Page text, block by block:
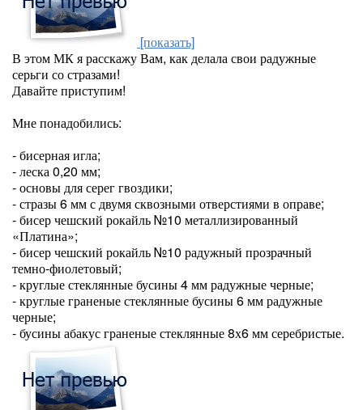
[показать]
В этом МК я расскажу Вам, как делала свои радужные
серьги со стразами!
Давайте приступим!
Мне понадобились:
- бисерная игла;
- леска 0,20 мм;
- основы для серег гвоздики;
- стразы 6 мм с двумя сквозными отверстиями в оправе;
- бисер чешский рокайль №10 металлизированный
«Платина»;
- бисер чешский рокайль №10 радужный прозрачный
темно-фиолетовый;
- круглые стеклянные бусины 4 мм радужные черные;
- круглые граненые стеклянные бусины 6 мм радужные
черные;
- бусины абакус граненые стеклянные 8х6 мм серебристые.